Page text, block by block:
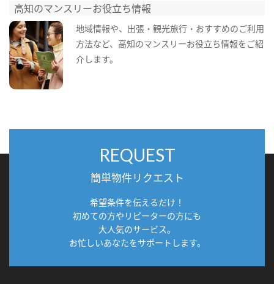
高知のマンスリーお役立ち情報
地域情報や、出張・観光旅行・おすすめのご利用
方法など、高知のマンスリーお役立ち情報をご紹
介します。
REQUEST
簡単物件リクエスト
希望条件を伝えるだけ！
初めての方やリピーターの方にも
大人気のサービス。
お忙しいあなたをサポートします。